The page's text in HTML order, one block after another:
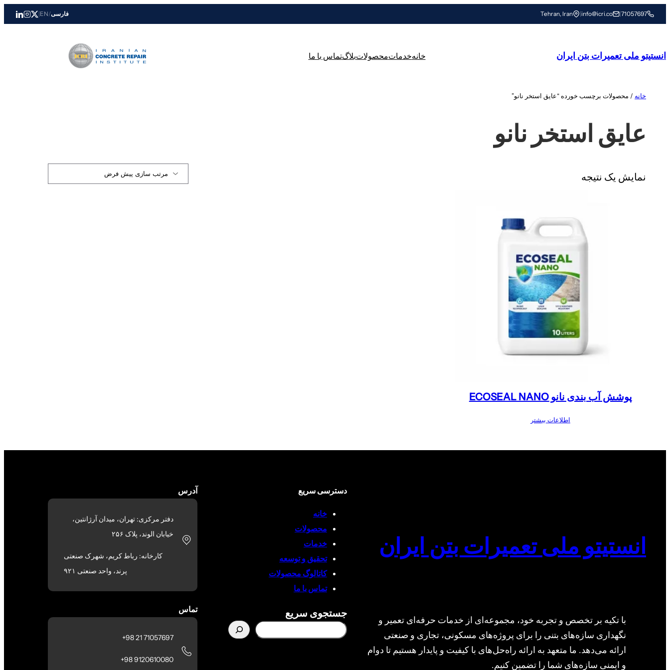
رفتن
به
71057697
|
info@icri.co
|
Tehran, Iran فارسی/
EN
|
انستیتو ملی تعمیرات بتن ایران خانهخدماتمحصولاتبلاگتماس با ما
خانه / محصولات برچسب خورده “عایق استخر نانو”
عایق استخر نانو
نمایش یک نتیجه
پوشش آب بندی نانو ECOSEAL NANO
اطلاعات بیشتر
انستیتو ملی تعمیرات بتن ایران
با تکیه بر تخصص و تجربه خود، مجموعه‌ای از خدمات حرفه‌ای تعمیر و
نگهداری سازه‌های بتنی را برای پروژه‌های مسکونی، تجاری و صنعتی
ارائه می‌دهد. ما متعهد به ارائه راه‌حل‌های با کیفیت و پایدار هستیم تا دوام
و ایمنی سازه‌های شما را تضمین کنیم.
دسترسی سریع
خانه
محصولات
خدمات
تحقیق و توسعه
کاتالوگ محصولات
تماس با ما
جستجوی سریع
آدرس
دفتر مرکزی: تهران، میدان آرژانتین،
خیابان الوند، پلاک ۲۵۶
کارخانه: رباط کریم، شهرک صنعتی
پرند، واحد صنعتی ۹۲۱
تماس
71057697 21 98+
9120610080 98+